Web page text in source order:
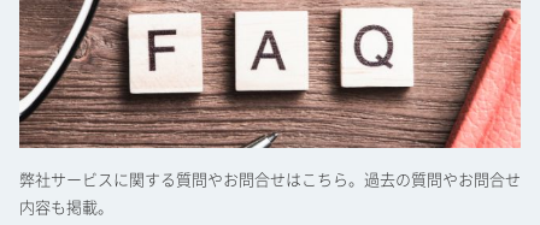
弊社サービスに関する質問やお問合せはこちら。過去の質問やお問合せ
内容も掲載。